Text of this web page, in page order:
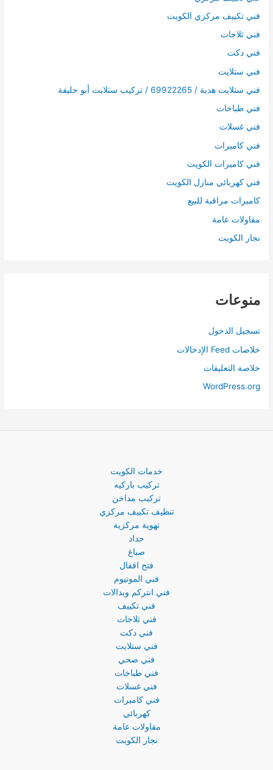
فني تكييف مركزي الكويت
فني ثلاجات
فني دكت
فني ستلايت
فني ستلايت هدية / 69922265 / تركيب ستلايت أبو حليفة
فني طباخات
فني غسلات
فني كاميرات
فني كاميرات الكويت
فني كهربائي منازل الكويت
كاميرات مراقبة للبيع
مقاولات عامة
نجار الكويت
منوعات
تسجيل الدخول
خلاصات Feed الإدخالات
خلاصة التعليقات
WordPress.org
خدمات الكويت
تركيب باركيه
تركيب مداخن
تنظيف تكييف مركزي
تهوية مركزية
حداد
صباغ
فتح اقفال
فني المونيوم
فني انتركم وبدالات
فني تكييف
فني ثلاجات
فني دكت
فني ستلايت
فني صحي
فني طباخات
فني غسلات
فني كاميرات
كهربائي
مقاولات عامة
نجار الكويت